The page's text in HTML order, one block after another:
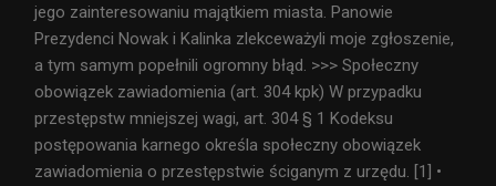
jego zainteresowaniu majątkiem miasta. Panowie
Prezydenci Nowak i Kalinka zlekceważyli moje zgłoszenie,
a tym samym popełnili ogromny błąd. >>> Społeczny
obowiązek zawiadomienia (art. 304 kpk) W przypadku
przestępstw mniejszej wagi, art. 304 § 1 Kodeksu
postępowania karnego określa społeczny obowiązek
zawiadomienia o przestępstwie ściganym z urzędu. [1] •